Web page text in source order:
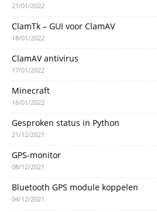
21/01/2022
ClamTk – GUI voor ClamAV
18/01/2022
ClamAV antivirus
17/01/2022
Minecraft
16/01/2022
Gesproken status in Python
21/12/2021
GPS-monitor
08/12/2021
Bluetooth GPS module koppelen
04/12/2021